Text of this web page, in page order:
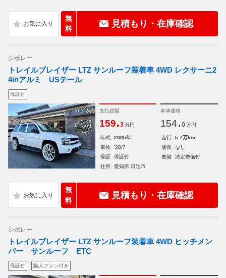
無
料
見積もり・在庫確認
シボレー
トレイルブレイザー LTZ サンルーフ装着車 4WD レクサーニ2
4inアルミ USテール
保証付
支払総額
159.3 万円
本体価格
154. 0 万円
年式 2005年 走行
5.7万km
車検
'28/7 修復
なし
保証
保証付 整備
法定整備付
住所
愛知県 日進市
無
料
見積もり・在庫確認
シボレー
トレイルブレイザー LTZ サンルーフ装着車 4WD ヒッチメン
バー サンルーフ ETC
保証付 購入プラン付き